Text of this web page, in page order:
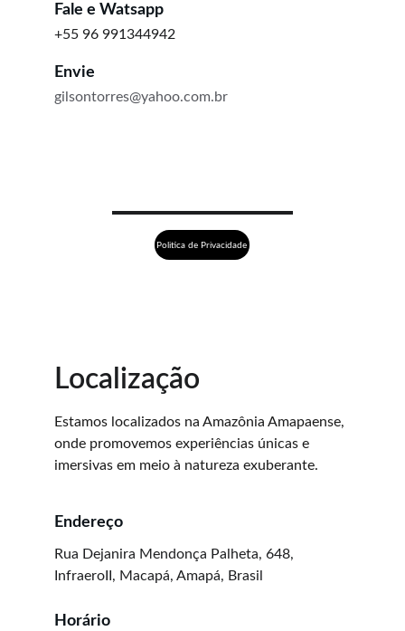
Fale e Watsapp
+55 96 991344942
Envie
gilsontorres@yahoo.com.br
Politica de Privacidade
Localização
Estamos localizados na Amazônia Amapaense,
onde promovemos experiências únicas e
imersivas em meio à natureza exuberante.
Endereço
Rua Dejanira Mendonça Palheta, 648,
InfraeroII, Macapá, Amapá, Brasil
Horário